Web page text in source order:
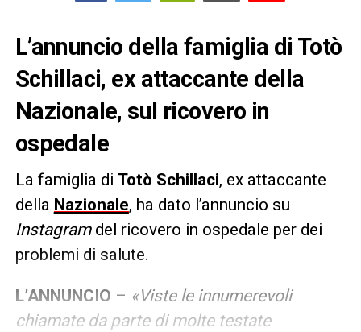
L’annuncio della famiglia di Totò
Schillaci, ex attaccante della
Nazionale, sul ricovero in
ospedale
La famiglia di Totò Schillaci, ex attaccante
della Nazionale, ha dato l’annuncio su
Instagramdel ricovero in ospedale per dei
problemi di salute.
L’ANNUNCIO – «Viste le innumerevoli
chiamate da parte di molte testate